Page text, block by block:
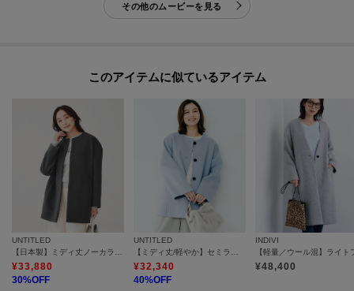
その他のムービーを見る
このアイテムに似ているアイテム
UNTITLED
¥33,880
30%OFF
UNTITLED
¥32,340
40%OFF
INDIVI
¥48,400